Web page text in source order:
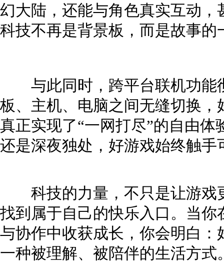
幻大陆，还能与角色真实互动
科技不再是背景板，而是故事的
与此同时，跨平台联机功能
板、主机、电脑之间无缝切换
真正实现了“一网打尽”的自由
还是深夜独处，好游戏始终触手
科技的力量，不只是让游戏
找到属于自己的快乐入口。当
与协作中收获成长，你会明白
一种被理解、被陪伴的生活方式